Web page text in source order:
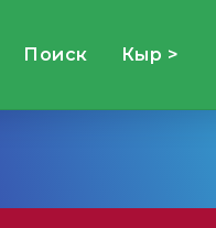
Поиск Кыр >